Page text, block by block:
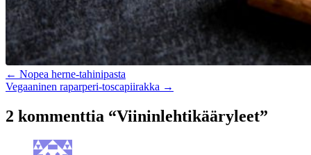
← Nopea herne-tahinipasta
Vegaaninen raparperi-toscapiirakka →
2 kommenttia “Viininlehtikääryleet”